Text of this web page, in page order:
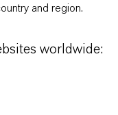
and region.
worldwide: